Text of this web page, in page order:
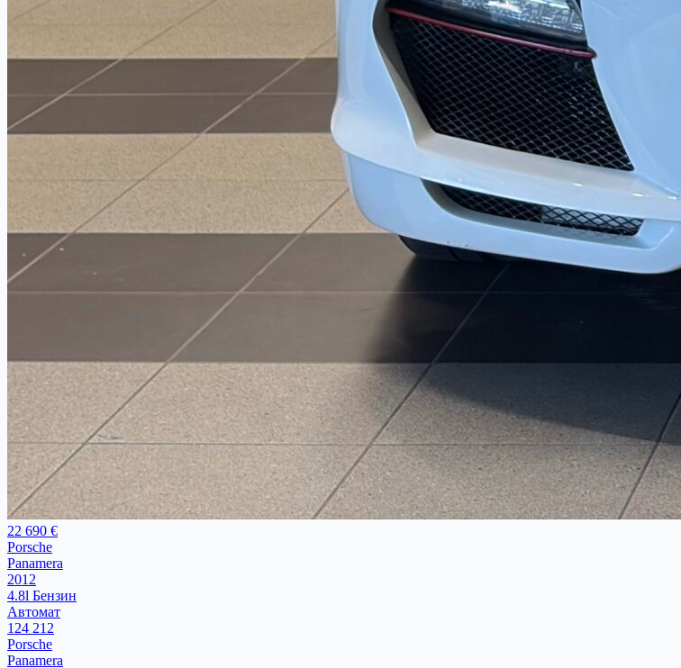
22 690 €
Porsche
Panamera
2012
4.8l Бензин
Автомат
124 212
Porsche
Panamera